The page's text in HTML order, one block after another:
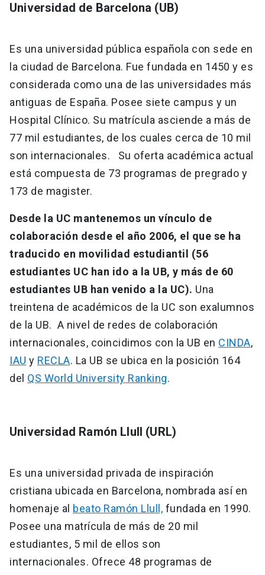
Universidad de Barcelona (UB)
Es una universidad pública española con sede en
la ciudad de Barcelona. Fue fundada en 1450 y es
considerada como una de las universidades más
antiguas de España. Posee siete campus y un
Hospital Clínico. Su matrícula asciende a más de
77 mil estudiantes, de los cuales cerca de 10 mil
son internacionales. Su oferta académica actual
está compuesta de 73 programas de pregrado y
173 de magister.
Desde la UC mantenemos un vínculo de
colaboración desde el año 2006, el que se ha
traducido en movilidad estudiantil (56
estudiantes UC han ido a la UB, y más de 60
estudiantes UB han venido a la UC). Una
treintena de académicos de la UC son exalumnos
de la UB. A nivel de redes de colaboración
internacionales, coincidimos con la UB en CINDA,
IAU y RECLA. La UB se ubica en la posición 164
del QS World University Ranking.
Universidad Ramón Llull (URL)
Es una universidad privada de inspiración
cristiana ubicada en Barcelona, nombrada así en
homenaje al beato Ramón Llull, fundada en 1990.
Posee una matrícula de más de 20 mil
estudiantes, 5 mil de ellos son
internacionales. Ofrece 48 programas de